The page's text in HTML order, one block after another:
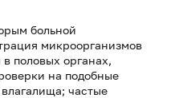
больной
микроорганизмов
половых органах,
на подобные
частые